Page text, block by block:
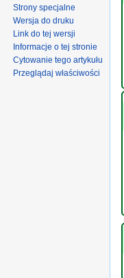
Strony specjalne
Wersja do druku
Link do tej wersji
Informacje o tej stronie
Cytowanie tego artykułu
Przeglądaj właściwości